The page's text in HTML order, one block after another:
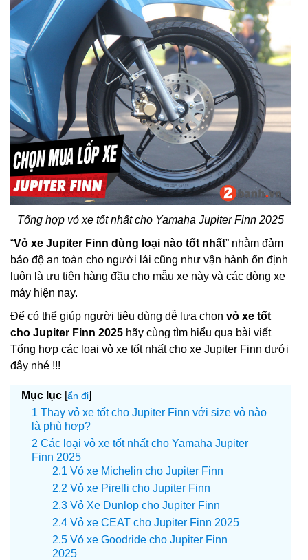
Tổng hợp vỏ xe tốt nhất cho Yamaha Jupiter Finn 2025
“Vỏ xe Jupiter Finn dùng loại nào tốt nhất” nhằm đảm
bảo độ an toàn cho người lái cũng như vận hành ổn định
luôn là ưu tiên hàng đầu cho mẫu xe này và các dòng xe
máy hiện nay.
Để có thể giúp người tiêu dùng dễ lựa chọn vỏ xe tốt
cho Jupiter Finn 2025 hãy cùng tìm hiểu qua bài viết
Tổng hợp các loại vỏ xe tốt nhất cho xe Jupiter Finn dưới
đây nhé !!!
Mục lục [ẩn đi]
Thay vỏ xe tốt cho Jupiter Finn với size vỏ nào
là phù hợp?
Các loại vỏ xe tốt nhất cho Yamaha Jupiter
Finn 2025
Vỏ xe Michelin cho Jupiter Finn
Vỏ xe Pirelli cho Jupiter Finn
Vỏ Xe Dunlop cho Jupiter Finn
Vỏ xe CEAT cho Jupiter Finn 2025
Vỏ xe Goodride cho Jupiter Finn
2025